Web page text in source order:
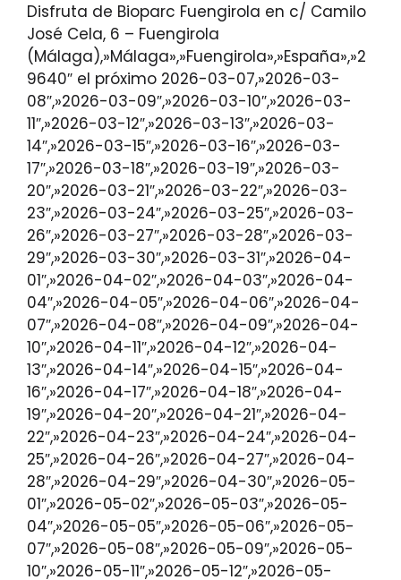
Disfruta de Bioparc Fuengirola en c/ Camilo
José Cela, 6 – Fuengirola
(Málaga),»Málaga»,»Fuengirola»,»España»,»2
9640″ el próximo 2026-03-07,»2026-03-
08″,»2026-03-09″,»2026-03-10″,»2026-03-
11″,»2026-03-12″,»2026-03-13″,»2026-03-
14″,»2026-03-15″,»2026-03-16″,»2026-03-
17″,»2026-03-18″,»2026-03-19″,»2026-03-
20″,»2026-03-21″,»2026-03-22″,»2026-03-
23″,»2026-03-24″,»2026-03-25″,»2026-03-
26″,»2026-03-27″,»2026-03-28″,»2026-03-
29″,»2026-03-30″,»2026-03-31″,»2026-04-
01″,»2026-04-02″,»2026-04-03″,»2026-04-
04″,»2026-04-05″,»2026-04-06″,»2026-04-
07″,»2026-04-08″,»2026-04-09″,»2026-04-
10″,»2026-04-11″,»2026-04-12″,»2026-04-
13″,»2026-04-14″,»2026-04-15″,»2026-04-
16″,»2026-04-17″,»2026-04-18″,»2026-04-
19″,»2026-04-20″,»2026-04-21″,»2026-04-
22″,»2026-04-23″,»2026-04-24″,»2026-04-
25″,»2026-04-26″,»2026-04-27″,»2026-04-
28″,»2026-04-29″,»2026-04-30″,»2026-05-
01″,»2026-05-02″,»2026-05-03″,»2026-05-
04″,»2026-05-05″,»2026-05-06″,»2026-05-
07″,»2026-05-08″,»2026-05-09″,»2026-05-
10″,»2026-05-11″,»2026-05-12″,»2026-05-